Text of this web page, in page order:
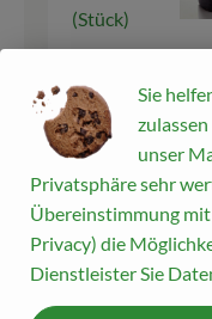
(Stück)
Auswahl
200 ml
Milch
Sie
unser
Privatsphäre sehr
Übereinstimmung
Privacy) die
Dienstleister Sie